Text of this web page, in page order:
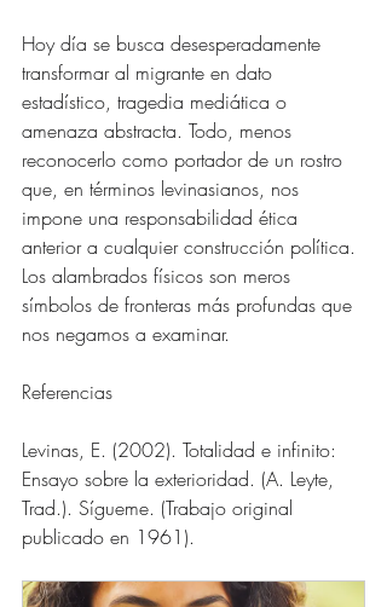
Hoy día se busca desesperadamente
transformar al migrante en dato
estadístico, tragedia mediática o
amenaza abstracta. Todo, menos
reconocerlo como portador de un rostro
que, en términos levinasianos, nos
impone una responsabilidad ética
anterior a cualquier construcción política.
Los alambrados físicos son meros
símbolos de fronteras más profundas que
nos negamos a examinar.
Referencias
Levinas, E. (2002). Totalidad e infinito:
Ensayo sobre la exterioridad. (A. Leyte,
Trad.). Sígueme. (Trabajo original
publicado en 1961).